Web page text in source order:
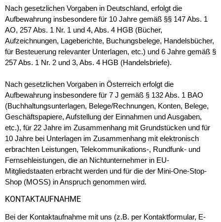
Nach gesetzlichen Vorgaben in Deutschland, erfolgt die
Aufbewahrung insbesondere für 10 Jahre gemäß §§ 147 Abs. 1
AO, 257 Abs. 1 Nr. 1 und 4, Abs. 4 HGB (Bücher,
Aufzeichnungen, Lageberichte, Buchungsbelege, Handelsbücher,
für Besteuerung relevanter Unterlagen, etc.) und 6 Jahre gemäß §
257 Abs. 1 Nr. 2 und 3, Abs. 4 HGB (Handelsbriefe).
Nach gesetzlichen Vorgaben in Österreich erfolgt die
Aufbewahrung insbesondere für 7 J gemäß § 132 Abs. 1 BAO
(Buchhaltungsunterlagen, Belege/Rechnungen, Konten, Belege,
Geschäftspapiere, Aufstellung der Einnahmen und Ausgaben,
etc.), für 22 Jahre im Zusammenhang mit Grundstücken und für
10 Jahre bei Unterlagen im Zusammenhang mit elektronisch
erbrachten Leistungen, Telekommunikations-, Rundfunk- und
Fernsehleistungen, die an Nichtunternehmer in EU-
Mitgliedstaaten erbracht werden und für die der Mini-One-Stop-
Shop (MOSS) in Anspruch genommen wird.
KONTAKTAUFNAHME
Bei der Kontaktaufnahme mit uns (z.B. per Kontaktformular, E-